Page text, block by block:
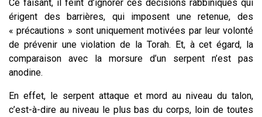
Ce faisant, il feint d’ignorer ces décisions rabbiniques qui
érigent des barrières, qui imposent une retenue, des
« précautions » sont uniquement motivées par leur volonté
de prévenir une violation de la Torah. Et, à cet égard, la
comparaison avec la morsure d’un serpent n’est pas
anodine.
En effet, le serpent attaque et mord au niveau du talon,
c’est-à-dire au niveau le plus bas du corps, loin de toutes